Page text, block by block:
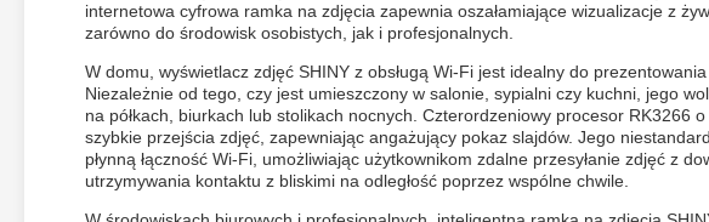
internetowa cyfrowa ramka na zdjęcia zapewnia oszałamiające wizualizacje z
zarówno do środowisk osobistych, jak i profesjonalnych.
W domu, wyświetlacz zdjęć SHINY z obsługą Wi-Fi jest idealny do
Niezależnie od tego, czy jest umieszczony w salonie, sypialni czy kuchni, jego
na półkach, biurkach lub stolikach nocnych. Czterordzeniowy procesor RK3266
szybkie przejścia zdjęć, zapewniając angażujący pokaz slajdów. Jego
płynną łączność Wi-Fi, umożliwiając użytkownikom zdalne przesyłanie zdjęć z
utrzymywania kontaktu z bliskimi na odległość poprzez wspólne chwile.